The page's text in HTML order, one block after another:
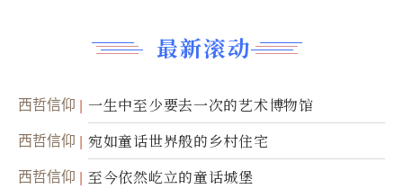
最新滚动
西哲信仰 一生中至少要去一次的艺术博物馆
西哲信仰 宛如童话世界般的乡村住宅
西哲信仰 至今依然屹立的童话城堡